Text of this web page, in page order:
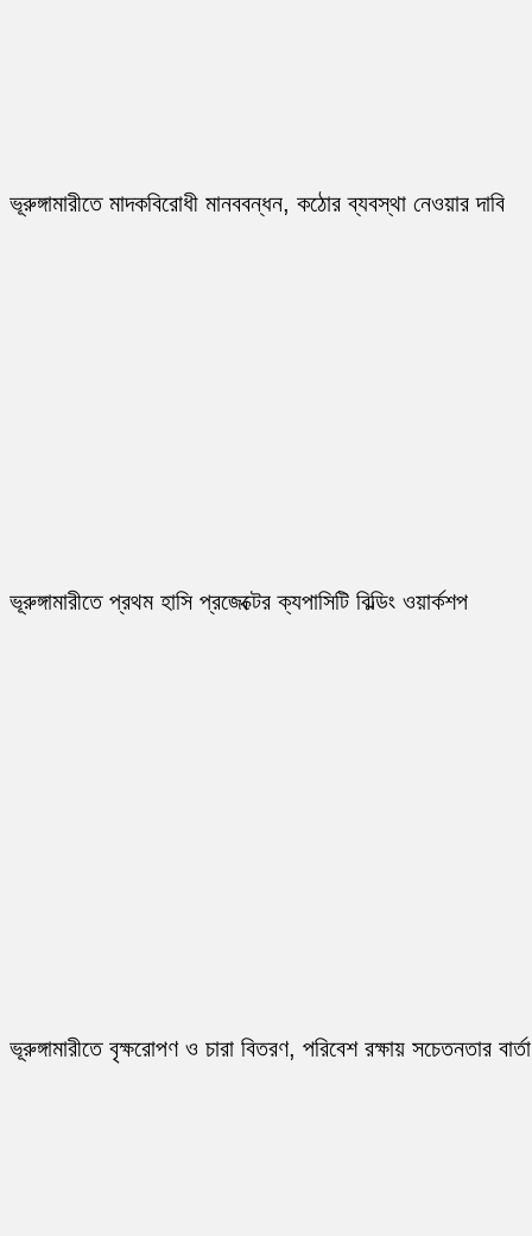
ভূরুঙ্গামারীতে মাদকবিরোধী মানববন্ধন, কঠোর ব্যবস্থা নেওয়ার দাবি
ভূরুঙ্গামারীতে প্রথম হাসি প্রজেক্টের ক্যপাসিটি বিল্ডিং ওয়ার্কশপ
ভূরুঙ্গামারীতে বৃক্ষরোপণ ও চারা বিতরণ, পরিবেশ রক্ষায় সচেতনতার বার্তা